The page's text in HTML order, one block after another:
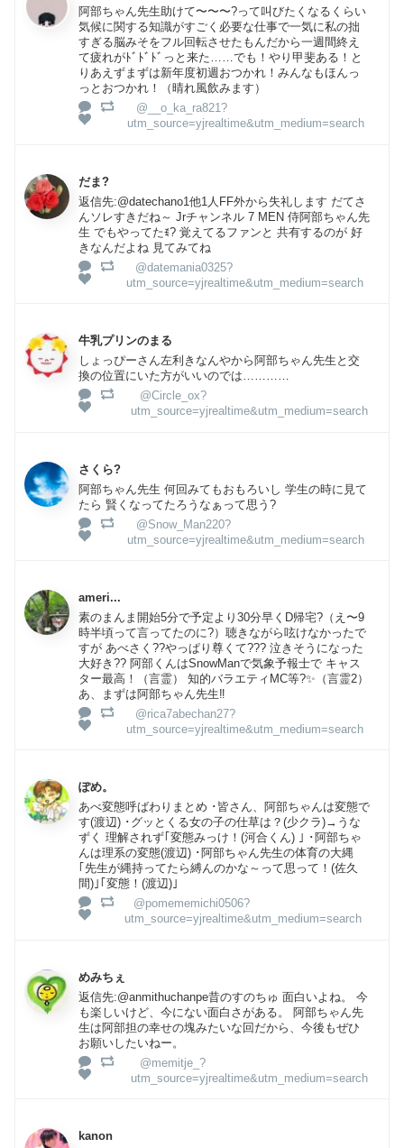
阿部ちゃん先生助けて〜〜〜?って叫びたくなるくらい
気候に関する知識がすごく必要な仕事で一気に私の拙
すぎる脳みそをフル回転させたもんだから一週間終え
て疲れがﾄﾞﾄﾞﾄﾞっと来た……でも！やり甲斐ある！と
りあえずまずは新年度初週おつかれ！みんなもほんっ
っとおつかれ！（晴れ風飲みます）
@__o_ka_ra821?
utm_source=yjrealtime&utm_medium=search
だま?
返信先:@datechano1他1人FF外から失礼します だてさ
んソレすきだね～ Jrチャンネル 7 MEN 侍阿部ちゃん先
生 でもやってたꉂ? 覚えてるファンと 共有するのが 好
きなんだよね 見てみてね
@datemania0325?
utm_source=yjrealtime&utm_medium=search
牛乳プリンのまる
しょっぴーさん左利きなんやから阿部ちゃん先生と交
換の位置にいた方がいいのでは…………
@Circle_ox?
utm_source=yjrealtime&utm_medium=search
さくら?
阿部ちゃん先生 何回みてもおもろいし 学生の時に見て
たら 賢くなってたろうなぁって思う?
@Snow_Man220?
utm_source=yjrealtime&utm_medium=search
ameri...
素のまんま開始5分で予定より30分早くD帰宅?（え〜9
時半頃って言ってたのに?）聴きながら呟けなかったで
すが あべさく??やっぱり尊くて??? 泣きそうになった
大好き?? 阿部くんはSnowManで気象予報士で キャス
ター最高！（言霊） 知的バラエティMC等?✨（言霊2）
あ、まずは阿部ちゃん先生‼️
@rica7abechan27?
utm_source=yjrealtime&utm_medium=search
ぽめ。
あべ変態呼ばわりまとめ ･皆さん、阿部ちゃんは変態で
す(渡辺) ･グッとくる女の子の仕草は？(少クラ)→うな
ずく 理解されず｢変態みっけ！(河合くん) ｣ ･阿部ちゃ
んは理系の変態(渡辺) ･阿部ちゃん先生の体育の大縄
｢先生が縄持ってたら縛んのかな～って思って！(佐久
間)｣｢変態！(渡辺)｣
@pomememichi0506?
utm_source=yjrealtime&utm_medium=search
めみちぇ
返信先:@anmithuchanpe昔のすのちゅ 面白いよね。 今
も楽しいけど、今にない面白さがある。 阿部ちゃん先
生は阿部担の幸せの塊みたいな回だから、今後もぜひ
お願いしたいねー。
@memitje_?
utm_source=yjrealtime&utm_medium=search
kanon